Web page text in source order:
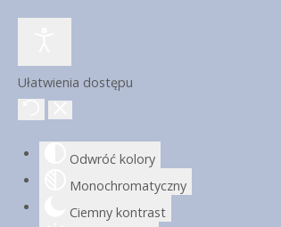
Ułatwienia dostępu
Odwróć kolory
Monochromatyczny
Ciemny kontrast